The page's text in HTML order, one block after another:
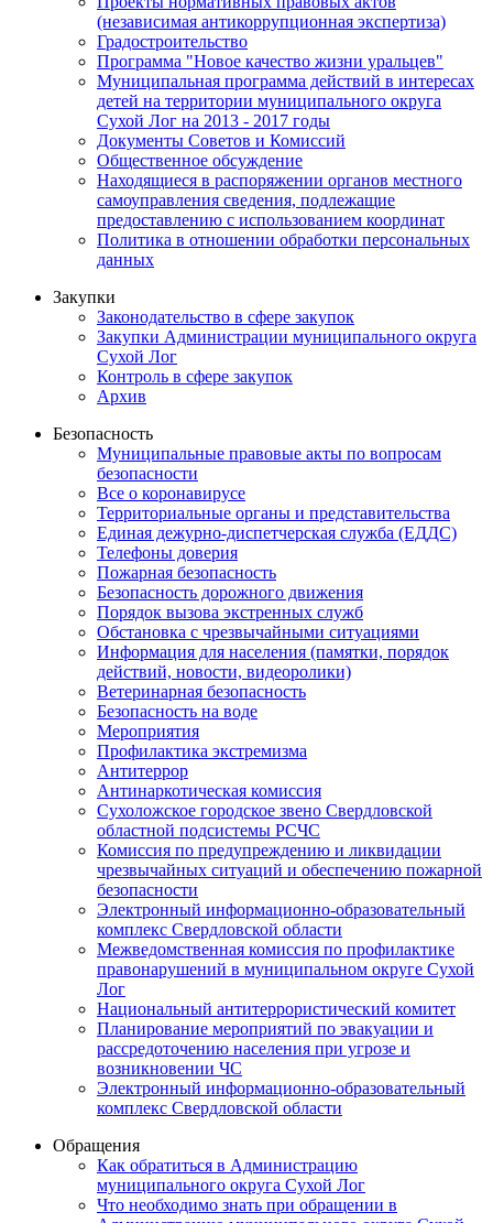
(независимая антикоррупционная экспертиза)
Градостроительство
Программа "Новое качество жизни уральцев"
Муниципальная программа действий в интересах
детей на территории муниципального округа
Сухой Лог на 2013 - 2017 годы
Документы Советов и Комиссий
Общественное обсуждение
Находящиеся в распоряжении органов местного
самоуправления сведения, подлежащие
предоставлению с использованием координат
Политика в отношении обработки персональных
данных
Закупки
Законодательство в сфере закупок
Закупки Администрации муниципального округа
Сухой Лог
Контроль в сфере закупок
Архив
Безопасность
Муниципальные правовые акты по вопросам
безопасности
Все о коронавирусе
Территориальные органы и представительства
Единая дежурно-диспетчерская служба (ЕДДС)
Телефоны доверия
Пожарная безопасность
Безопасность дорожного движения
Порядок вызова экстренных служб
Обстановка с чрезвычайными ситуациями
Информация для населения (памятки, порядок
действий, новости, видеоролики)
Ветеринарная безопасность
Безопасность на воде
Мероприятия
Профилактика экстремизма
Антитеррор
Антинаркотическая комиссия
Сухоложское городское звено Свердловской
областной подсистемы РСЧС
Комиссия по предупреждению и ликвидации
чрезвычайных ситуаций и обеспечению пожарной
безопасности
Электронный информационно-образовательный
комплекс Cвердловской области
Межведомственная комиссия по профилактике
правонарушений в муниципальном округе Сухой
Лог
Национальный антитеррористический комитет
Планирование мероприятий по эвакуации и
рассредоточению населения при угрозе и
возникновении ЧС
Электронный информационно-образовательный
комплекс Свердловской области
Обращения
Как обратиться в Администрацию
муниципального округа Сухой Лог
Что необходимо знать при обращении в